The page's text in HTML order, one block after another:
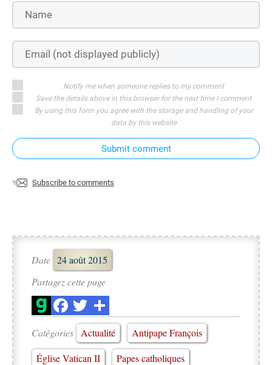
Notify me when someone replies to my comment
Save the details above in this browser for the next time I comment
By using this form you agree with the storage and handling of your
data by this website
Submit comment
Subscribe to comments
Date 24 août 2015
Partagez cette page
Catégories Actualité
Antipape François
Église Vatican II
Papes catholiques